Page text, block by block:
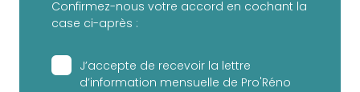
Confirmez-nous votre accord en cochant la
case ci-après :
J’accepte de recevoir la lettre
d’information mensuelle de Pro'Réno